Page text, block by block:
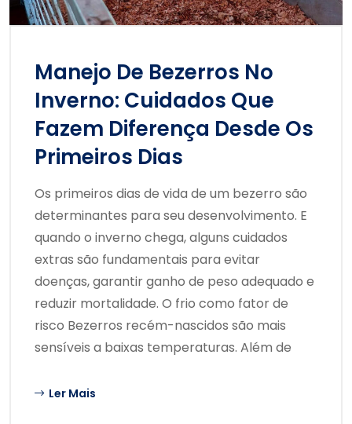
Manejo De Bezerros No
Inverno: Cuidados Que
Fazem Diferença Desde Os
Primeiros Dias
Os primeiros dias de vida de um bezerro são
determinantes para seu desenvolvimento. E
quando o inverno chega, alguns cuidados
extras são fundamentais para evitar
doenças, garantir ganho de peso adequado e
reduzir mortalidade. O frio como fator de
risco Bezerros recém-nascidos são mais
sensíveis a baixas temperaturas. Além de
Ler Mais